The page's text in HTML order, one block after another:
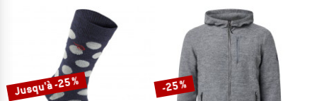
Jusqu'à -25 % -25 %